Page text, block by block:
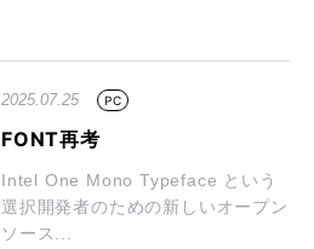
2025.07.25 PC
FONT再考
Intel One Mono Typeface という
選択開発者のための新しいオープン
ソース...